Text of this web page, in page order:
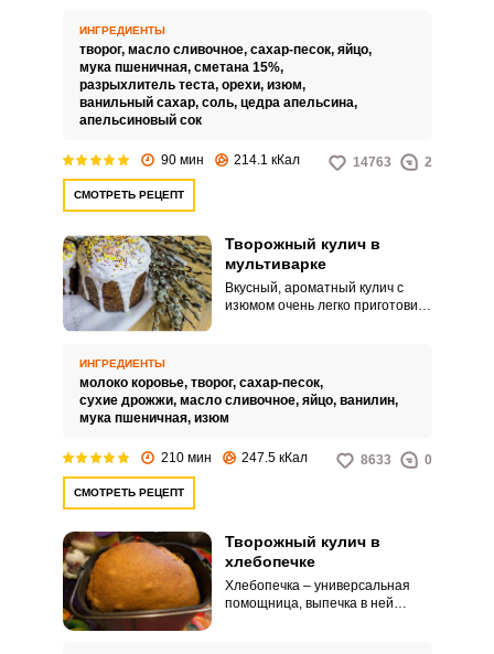
пригорает. Очень вкусными
получаются в ней домашние
куличи.
ИНГРЕДИЕНТЫ
творог, масло сливочное, сахар-песок, яйцо,
мука пшеничная, сметана 15%,
разрыхлитель теста, орехи, изюм,
ванильный сахар, соль, цедра апельсина,
апельсиновый сок
90 мин 214.1 кКал 14763 2
СМОТРЕТЬ РЕЦЕПТ
Творожный кулич в
мультиварке
Вкусный, ароматный кулич с
изюмом очень легко приготовить
ИНГРЕДИЕНТЫ
молоко коровье, творог, сахар-песок,
сухие дрожжи, масло сливочное, яйцо, ванилин,
мука пшеничная, изюм
210 мин 247.5 кКал 8633 0
СМОТРЕТЬ РЕЦЕПТ
Творожный кулич в
хлебопечке
Хлебопечка – универсальная
помощница, выпечка в ней